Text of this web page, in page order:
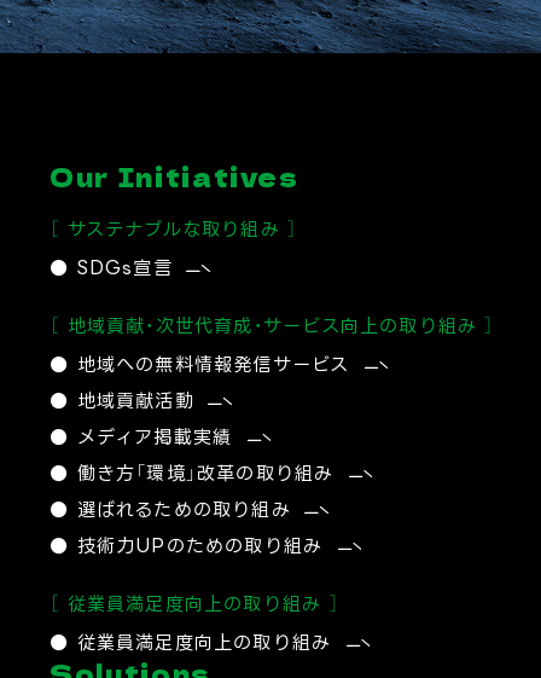
Our Initiatives
［ サステナブルな取り組み ］
● SDGs宣言
［ 地域貢献・次世代育成・サービス向上の取り組み ］
● 地域への無料情報発信サービス
● 地域貢献活動
● メディア掲載実績
● 働き方「環境」改革の取り組み
● 選ばれるための取り組み
● 技術力UPのための取り組み
［ 従業員満足度向上の取り組み ］
● 従業員満足度向上の取り組み